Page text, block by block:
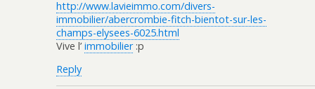
http://www.lavieimmo.com/divers-
immobilier/abercrombie-fitch-bientot-sur-les-
champs-elysees-6025.html
Vive l’ immobilier:p
Reply